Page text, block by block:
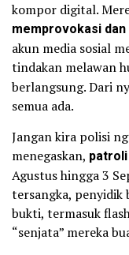
kompor digital.
memprovokasi
akun media sosial
tindakan melawan
berlangsung. Dari
semua ada.
Jangan kira polisi
menegaskan,
Agustus hingga 3
tersangka, penyidik
bukti, termasuk
“senjata” mereka